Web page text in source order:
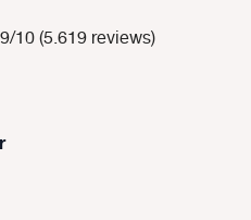
10 (5.619 reviews)